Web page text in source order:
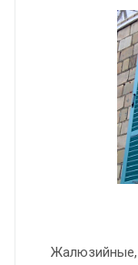
Жалюзийные,